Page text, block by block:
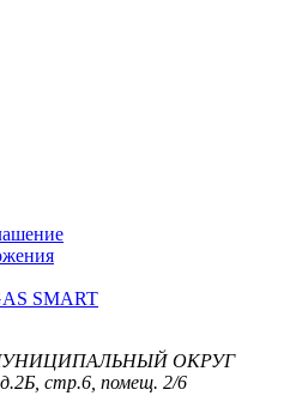
SMART
ОКРУГ
стр.6, помещ. 2/6